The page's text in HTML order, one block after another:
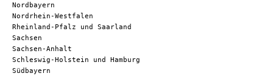
Nordbayern
Nordrhein-Westfalen
Rheinland-Pfalz und Saarland
Sachsen
Sachsen-Anhalt
Schleswig-Holstein und Hamburg
Südbayern